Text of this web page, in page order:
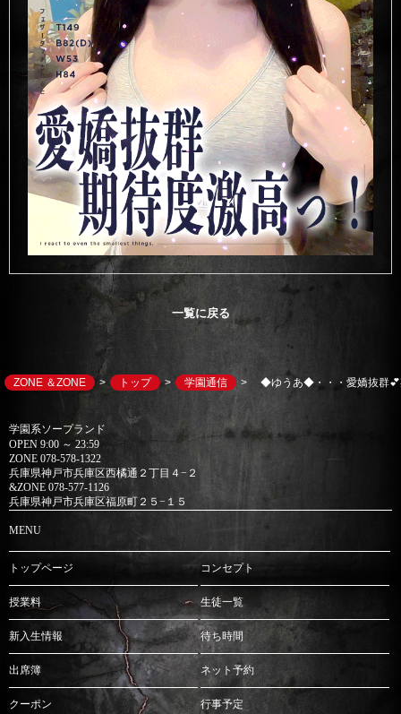
一覧に戻る
ZONE ＆ZONE トップ 学園通信 ◆ゆうあ◆・・・愛嬌抜群💕
学園系ソープランド
OPEN 9:00 ～ 23:59
ZONE 078-578-1322
兵庫県神戸市兵庫区西橘通２丁目４−２
&ZONE 078-577-1126
兵庫県神戸市兵庫区福原町２５−１５
MENU
トップページ コンセプト
授業料 生徒一覧
新入生情報 待ち時間
出席簿 ネット予約
クーポン 行事予定